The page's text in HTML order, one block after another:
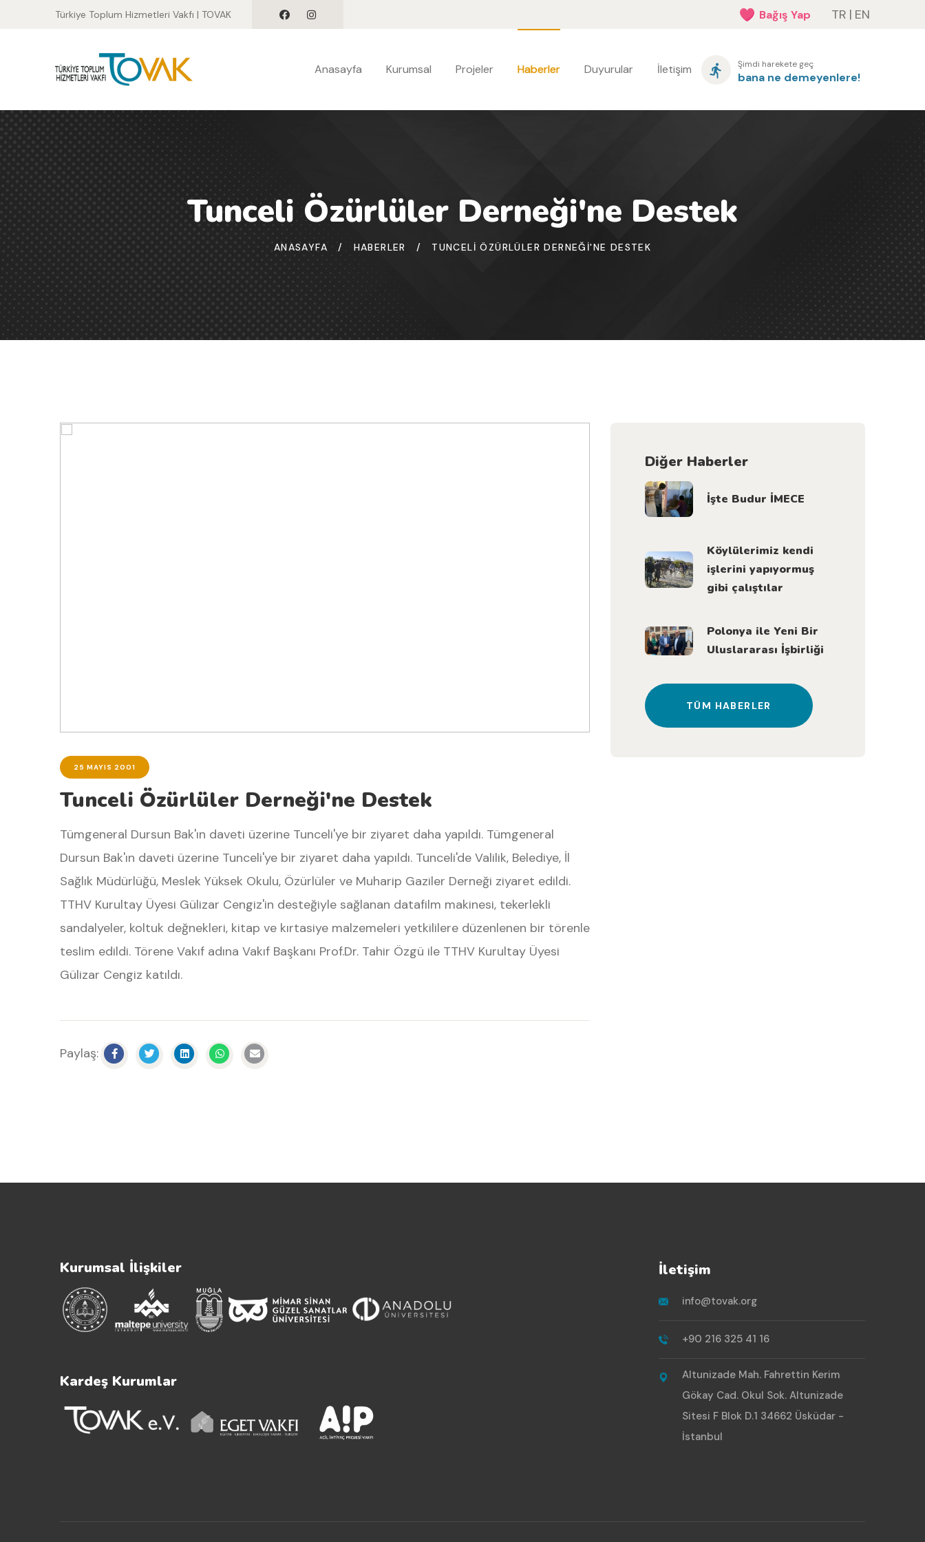
Türkiye Toplum Hizmetleri Vakfı | TOVAK Bağış Yap TR | EN
Anasayfa Kurumsal Projeler Haberler Duyurular İletişim Şimdi harekete geç
bana ne demeyenlere!
Tunceli Özürlüler Derneği'ne Destek
ANASAYFA / HABERLER / TUNCELI ÖZÜRLÜLER DERNEĞI'NE DESTEK
25 MAYIS 2001
Tunceli Özürlüler Derneği'ne Destek
Tümgeneral Dursun Bak'ın daveti üzerine Tunceli'ye bir ziyaret daha yapıldı. Tümgeneral
Dursun Bak'ın daveti üzerine Tunceli'ye bir ziyaret daha yapıldı. Tunceli'de Valilik, Belediye, İl
Sağlık Müdürlüğü, Meslek Yüksek Okulu, Özürlüler ve Muharip Gaziler Derneği ziyaret edildi.
TTHV Kurultay Üyesi Gülizar Cengiz'in desteğiyle sağlanan datafilm makinesi, tekerlekli
sandalyeler, koltuk değnekleri, kitap ve kırtasiye malzemeleri yetkililere düzenlenen bir törenle
teslim edildi. Törene Vakıf adına Vakıf Başkanı Prof.Dr. Tahir Özgü ile TTHV Kurultay Üyesi
Gülizar Cengiz katıldı.
Paylaş:
Diğer Haberler
İşte Budur İMECE
Köylülerimiz kendi
işlerini yapıyormuş
gibi çalıştılar
Polonya ile Yeni Bir
Uluslararası İşbirliği
TÜM HABERLER
Kurumsal İlişkiler
Kardeş Kurumlar
İletişim
info@tovak.org
+90 216 325 41 16
Altunizade Mah. Fahrettin Kerim
Gökay Cad. Okul Sok. Altunizade
Sitesi F Blok D.1 34662 Üsküdar -
İstanbul